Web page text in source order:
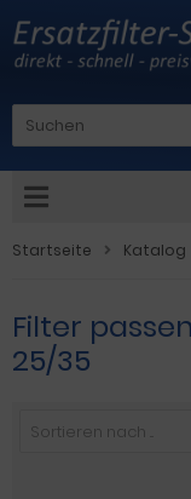
Startseite Katalog
Filter
25/35
Sortieren nach ...